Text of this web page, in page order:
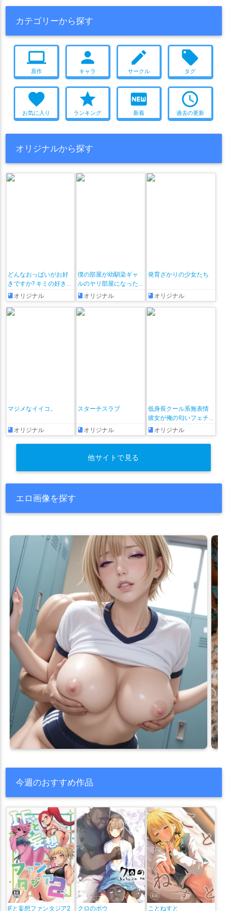
カテゴリーから探す
computer
原作
person
キャラ
create
サークル
local_offer
タグ
favorite
お気に入り
star
ランキング
fiber_new
新着
access_time
過去の更新
オリジナルから探す
どんなおっぱいがお好
きですか? キミの好きな
おっぱいがきっと見つ
かるアンソロジー
オリジナル
僕の部屋が幼馴染ギャ
ルのヤリ部屋になった
話 オリジナル
発育ざかりの少女たち
オリジナル
マジメなイイコ。
オリジナル
スターチスラブ
オリジナル
低身長クール系無表情
彼女が俺の匂いフェチ
だと発覚したらもう――!
オリジナル
他サイトで見る
エロ画像を探す
今週のおすすめ作品
IFと妄想ファンタジア2 クロのボウ ことねすと